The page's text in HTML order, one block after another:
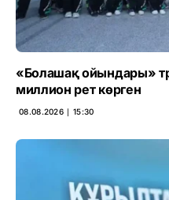
«Болашақ ойындары»
миллион рет көрген
08.08.2026 ∣ 15:30